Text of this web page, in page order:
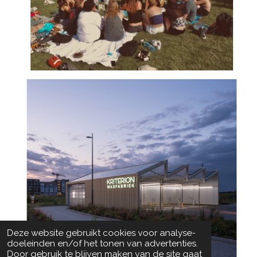
Deze website gebruikt cookies voor analyse-
doeleinden en/of het tonen van advertenties.
Door gebruik te blijven maken van de site gaat